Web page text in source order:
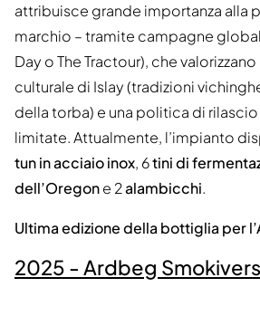
attribuisce grande importanza alla
marchio – tramite campagne
Day o The Tractour), che
culturale di Islay (tradizioni
della torba) e una politica di
limitate. Attualmente, l’impianto
tun in acciaio inox, 6tini di
dell’Oregone 2alambicchi.
Ultima edizione della bottiglia per
2025 - Ardbeg